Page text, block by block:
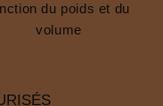
du poids et du
volume